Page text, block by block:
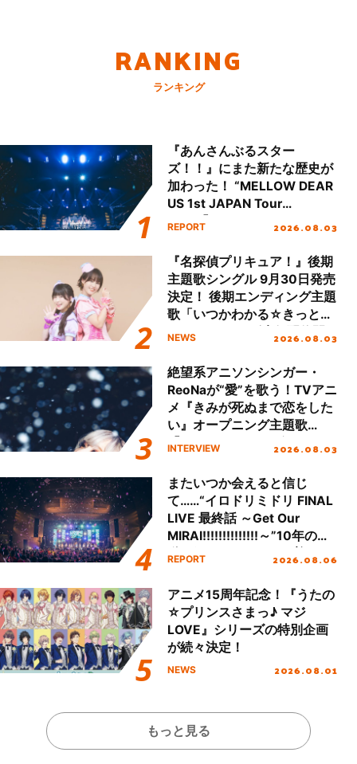
RANKING
ランキング
『あんさんぶるスター
ズ！！』にまた新たな歴史が
加わった！ “MELLOW DEAR
US 1st JAPAN Tour
Final「NICE to meet YOU
ート!!
REPORT 2026.08.03
『名探偵プリキュア！』後期
主題歌シングル 9月30日発売
決定！ 後期エンディング主題
歌「いつかわかる☆きっとあ
える」TVサイズ先行配信開
NEWS 2026.08.03
絶望系アニソンシンガー・
ReoNaが“愛”を歌う！TVアニ
メ『きみが死ぬまで恋をした
い』オープニング主題歌
「Amore」インタビュー
INTERVIEW 2026.08.03
またいつか会えると信じ
て……“イロドリミドリ FINAL
LIVE 最終話 ～Get Our
MIRAI!!!!!!!!!!!!!!～”10年の活
動を経てファイナルを迎える
REPORT 2026.08.06
アニメ15周年記念！『うたの
☆プリンスさまっ♪ マジ
LOVE』シリーズの特別企画
が続々決定！
NEWS 2026.08.01
もっと見る